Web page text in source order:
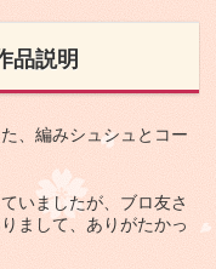
品説明
、編みシュシュとコー
いましたが、ブロ友さ
まして、ありがたかっ